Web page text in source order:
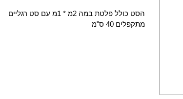
הסט כולל פלטת במה 2מ * 1מ עם סט רגליים
מתקפלים 40 ס"מ